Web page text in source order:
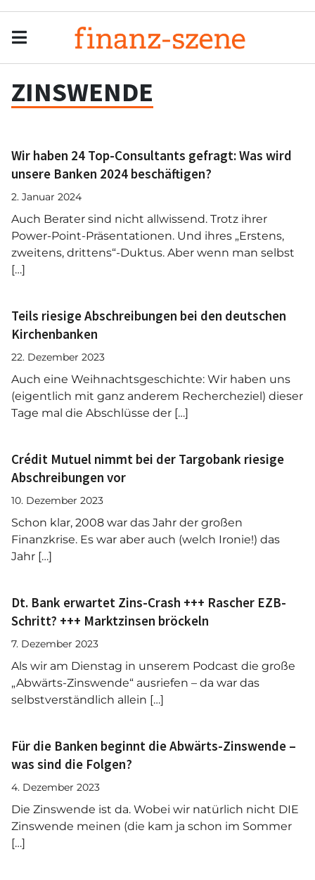
ZINSWENDE
Wir haben 24 Top-Consultants gefragt: Was wird
unsere Banken 2024 beschäftigen?
2. Januar 2024
Auch Berater sind nicht allwissend. Trotz ihrer
Power-Point-Präsentationen. Und ihres „Erstens,
zweitens, drittens“-Duktus. Aber wenn man selbst
[…]
Teils riesige Abschreibungen bei den deutschen
Kirchenbanken
22. Dezember 2023
Auch eine Weihnachtsgeschichte: Wir haben uns
(eigentlich mit ganz anderem Rechercheziel) dieser
Tage mal die Abschlüsse der […]
Crédit Mutuel nimmt bei der Targobank riesige
Abschreibungen vor
10. Dezember 2023
Schon klar, 2008 war das Jahr der großen
Finanzkrise. Es war aber auch (welch Ironie!) das
Jahr […]
Dt. Bank erwartet Zins-Crash +++ Rascher EZB-
Schritt? +++ Marktzinsen bröckeln
7. Dezember 2023
Als wir am Dienstag in unserem Podcast die große
„Abwärts-Zinswende“ ausriefen – da war das
selbstverständlich allein […]
Für die Banken beginnt die Abwärts-Zinswende –
was sind die Folgen?
4. Dezember 2023
Die Zinswende ist da. Wobei wir natürlich nicht DIE
Zinswende meinen (die kam ja schon im Sommer
[…]